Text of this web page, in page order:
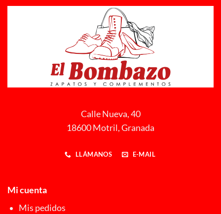
Calle Nueva, 40
18600 Motril, Granada
LLÁMANOS E-MAIL
Mi cuenta
Mis pedidos